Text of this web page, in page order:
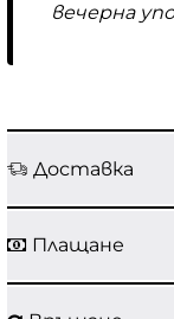
вечерна
Доставка
Плащане